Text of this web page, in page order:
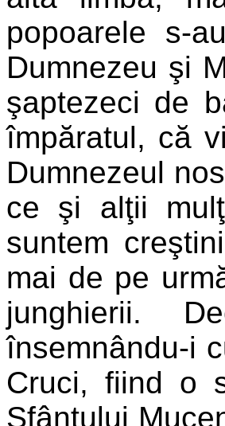
popoarele s-
Dumnezeu şi
şaptezeci de
împăratul, că
Dumnezeul
ce şi alţii
suntem
mai de pe
junghierii.
însemnându-i
Cruci, fiind o
Sfântului